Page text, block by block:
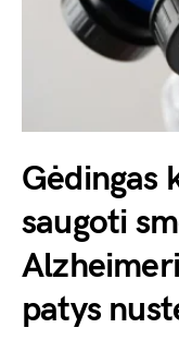
Gėdingas
saugoti
patys